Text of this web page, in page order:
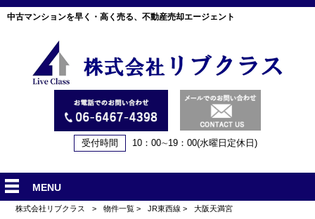
中古マンションを早く・高く売る、不動産売却エージェント
受付時間 10：00∼19：00(水曜日定休日)
MENU
株式会社リブクラス > 物件一覧 > JR東西線 > 大阪天満宮